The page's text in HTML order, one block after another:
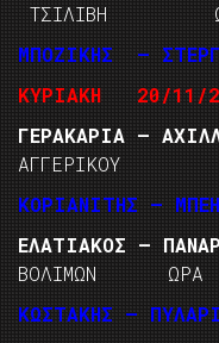
ΤΣΙΛΙΒΗ
ΜΠΟΖΙΚΗΣ –
ΚΥΡΙΑΚΗ 20/
ΓΕΡΑΚΑΡΙΑ –
ΚΟΡΙΑΝΙΤΗΣ –
ΕΛΑΤΙΑΚΟΣ –
ΒΟΛΙΜΩΝ ΩΡΑ
ΚΩΣΤΑΚΗΣ –